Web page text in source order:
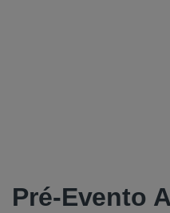
Pré-Evento